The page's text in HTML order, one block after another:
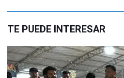
TE PUEDE INTERESAR